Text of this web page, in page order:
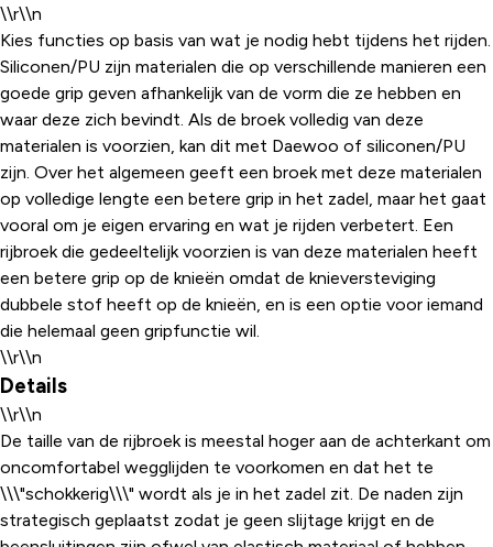
\\r\\n
Kies functies op basis van wat je nodig hebt tijdens het rijden.
Siliconen/PU zijn materialen die op verschillende manieren een
goede grip geven afhankelijk van de vorm die ze hebben en
waar deze zich bevindt. Als de broek volledig van deze
materialen is voorzien, kan dit met Daewoo of siliconen/PU
zijn. Over het algemeen geeft een broek met deze materialen
op volledige lengte een betere grip in het zadel, maar het gaat
vooral om je eigen ervaring en wat je rijden verbetert. Een
rijbroek die gedeeltelijk voorzien is van deze materialen heeft
een betere grip op de knieën omdat de knieversteviging
dubbele stof heeft op de knieën, en is een optie voor iemand
die helemaal geen gripfunctie wil.
\\r\\n
Details
\\r\\n
De taille van de rijbroek is meestal hoger aan de achterkant om
oncomfortabel wegglijden te voorkomen en dat het te
\\\"schokkerig\\\" wordt als je in het zadel zit. De naden zijn
strategisch geplaatst zodat je geen slijtage krijgt en de